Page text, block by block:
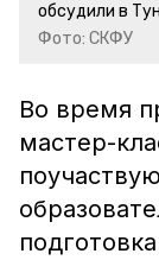
обсудили в
Фото: СКФУ
Во время
мастер-